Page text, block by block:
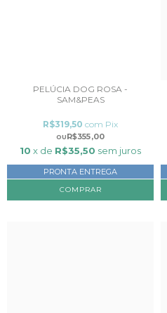
PELÚCIA DOG ROSA -
SAM&PEAS
R$355,00
R$319,50 com Pix
10 x de R$35,50 sem juros
PRONTA ENTREGA